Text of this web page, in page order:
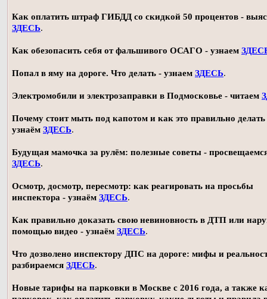
Как оплатить штраф ГИБДД со скидкой 50 процентов -
ЗДЕСЬ.
Как обезопасить себя от фальшивого ОСАГО - узнаем
Попал в яму на дороге. Что делать - узнаем ЗДЕСЬ.
Электромобили и электрозаправки в Подмосковье - читаем
Почему стоит мыть под капотом и как это правильно делать
узнаём ЗДЕСЬ.
Будущая мамочка за рулём: полезные советы -
ЗДЕСЬ.
Осмотр, досмотр, пересмотр: как реагировать на просьбы
инспектора - узнаём ЗДЕСЬ.
Как правильно доказать свою невиновность в ДТП или
помощью видео - узнаём ЗДЕСЬ.
Что дозволено инспектору ДПС на дороге: мифы и
разбираемся ЗДЕСЬ.
Новые тарифы на парковки в Москве с 2016 года, а также